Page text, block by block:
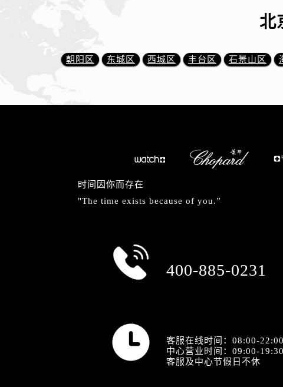
北
朝阳区 东城区 西城区 丰台区 石景山区
时间因你而存在
"The time exists because of you.”
400-885-0231
客服在线时间：08:00-22:00
中心营业时间：09:00-19:30
客服及中心节假日不休